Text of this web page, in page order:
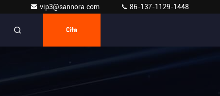
vip3@sannora.com 86-137-1129-1448
Cita